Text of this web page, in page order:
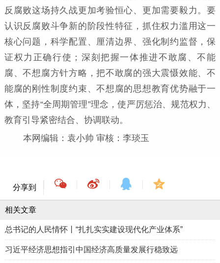
反腐败这场持久战更加考验恒心、更加需要毅力。要
认识反腐败斗争新的阶段性特征，抓住权力滥用这一
核心问题，科学配置、厘清边界、强化制约监督，保
证权力正确行使；深刻把握一体推进不敢腐、不能
腐、不想腐方针方略，把不敢腐的强大震慑效能、不
能腐的刚性制度约束、不想腐的思想教育优势融于一
体，坚持“全周期管理”理念，使严厉惩治、规范权力、
教育引导紧密结合、协调联动。
本网编辑：袁小帅 审核：李琰玉
分享到
相关文章
总书记的人民情怀丨“扎扎实实建设现代化产业体系”
习近平经济思想指引中国经济高质量发展行稳致远